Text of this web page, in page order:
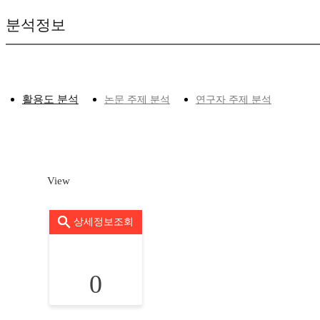
분석정보
활용도 분석 논문 주제 분석 연구자 주제 분석
View
상세정보조회
0